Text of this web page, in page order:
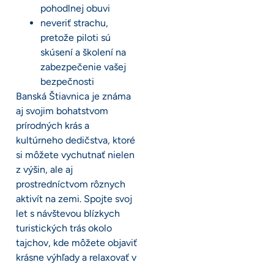
pohodlnej obuvi
neveriť strachu,
pretože piloti sú
skúsení a školení na
zabezpečenie vašej
bezpečnosti
Banská Štiavnica je známa
aj svojim bohatstvom
prírodných krás a
kultúrneho dedičstva, ktoré
si môžete vychutnať nielen
z výšin, ale aj
prostredníctvom rôznych
aktivít na zemi. Spojte svoj
let s návštevou blízkych
turistických trás okolo
tajchov, kde môžete objaviť
krásne výhľady a relaxovať v